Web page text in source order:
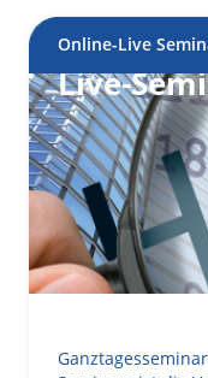
e
:Online-Live
HOAI-
Live-